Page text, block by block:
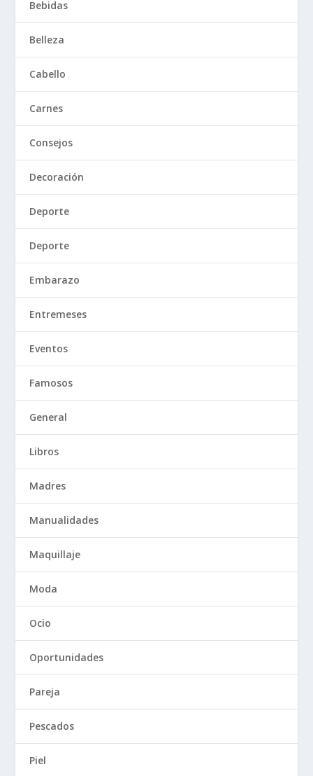
Bebidas
Belleza
Cabello
Carnes
Consejos
Decoración
Deporte
Deporte
Embarazo
Entremeses
Eventos
Famosos
General
Libros
Madres
Manualidades
Maquillaje
Moda
Ocio
Oportunidades
Pareja
Pescados
Piel